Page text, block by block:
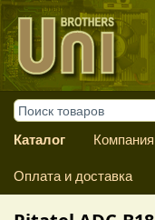
Каталог Компания
Оплата и доставка